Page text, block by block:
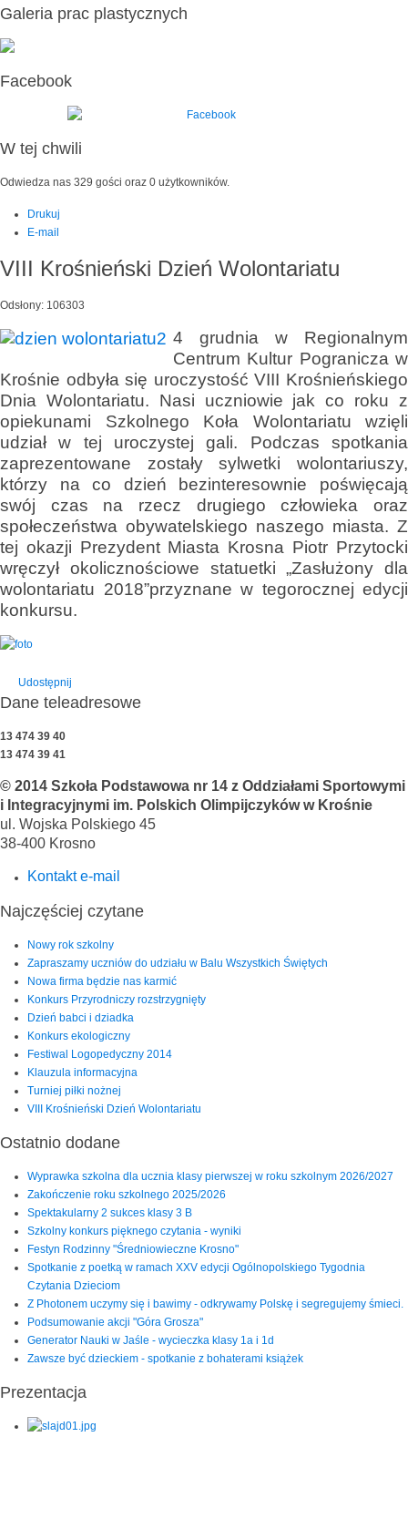
Galeria prac plastycznych
Facebook
W tej chwili
Odwiedza nas 329 gości oraz 0 użytkowników.
Drukuj
E-mail
VIII Krośnieński Dzień Wolontariatu
Odsłony: 106303
4 grudnia w Regionalnym
Centrum Kultur Pogranicza w
Krośnie odbyła się uroczystość VIII Krośnieńskiego
Dnia Wolontariatu. Nasi uczniowie jak co roku z
opiekunami Szkolnego Koła Wolontariatu wzięli
udział w tej uroczystej gali. Podczas spotkania
zaprezentowane zostały sylwetki wolontariuszy,
którzy na co dzień bezinteresownie poświęcają
swój czas na rzecz drugiego człowieka oraz
społeczeństwa obywatelskiego naszego miasta. Z
tej okazji Prezydent Miasta Krosna Piotr Przytocki
wręczył okolicznościowe statuetki „Zasłużony dla
wolontariatu 2018”przyznane w tegorocznej edycji
konkursu.
Udostępnij
Dane teleadresowe
13 474 39 40
13 474 39 41
© 2014 Szkoła Podstawowa nr 14 z Oddziałami Sportowymi
i Integracyjnymi im. Polskich Olimpijczyków w Krośnie
ul. Wojska Polskiego 45
38-400 Krosno
Kontakt e-mail
Najczęściej czytane
Nowy rok szkolny
Zapraszamy uczniów do udziału w Balu Wszystkich Świętych
Nowa firma będzie nas karmić
Konkurs Przyrodniczy rozstrzygnięty
Dzień babci i dziadka
Konkurs ekologiczny
Festiwal Logopedyczny 2014
Klauzula informacyjna
Turniej piłki nożnej
VIII Krośnieński Dzień Wolontariatu
Ostatnio dodane
Wyprawka szkolna dla ucznia klasy pierwszej w roku szkolnym 2026/2027
Zakończenie roku szkolnego 2025/2026
Spektakularny 2 sukces klasy 3 B
Szkolny konkurs pięknego czytania - wyniki
Festyn Rodzinny "Średniowieczne Krosno"
Spotkanie z poetką w ramach XXV edycji Ogólnopolskiego Tygodnia
Czytania Dzieciom
Z Photonem uczymy się i bawimy - odkrywamy Polskę i segregujemy śmieci.
Podsumowanie akcji "Góra Grosza"
Generator Nauki w Jaśle - wycieczka klasy 1a i 1d
Zawsze być dzieckiem - spotkanie z bohaterami książek
Prezentacja